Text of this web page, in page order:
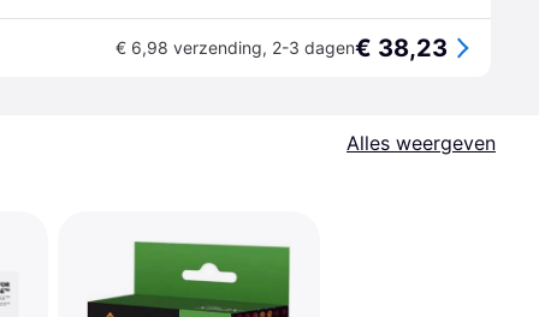
€ 6,98 verzending, 2-3 dagen€ 38,23
Alles weergeven